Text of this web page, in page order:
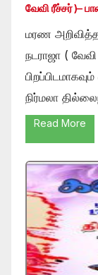
வேவி ரீச்சர் )–
மரண
நடராஜா (
நிர்மலா
Read More